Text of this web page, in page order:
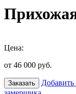
Цена:
от 46 000 руб.
Заказать Добавить